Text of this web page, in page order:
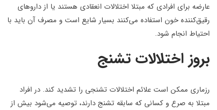
عارضه برای افرادی که مبتلا اختلالات انعقادی هستند یا از داروهای
رقیق‌کننده خون استفاده می‌کنند بسیار شایع است و مصرف آن باید با
احتیاط انجام شود.
بروز اختلالات تشنج
رزماری ممکن است علائم اختلالات تشنجی را تشدید کند. در افراد
مبتلا به صرع و کسانی که سابقه تشنج دارند، توصیه می‌شود بیش از